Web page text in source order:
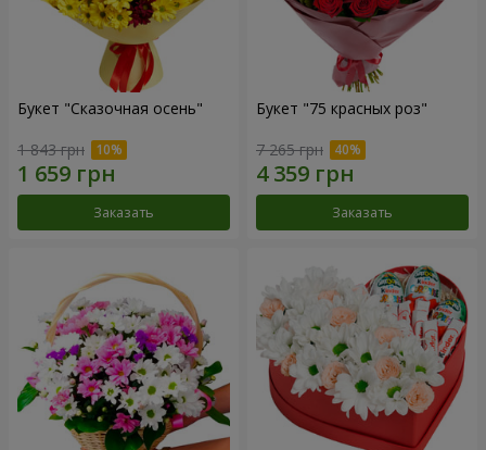
Букет "Сказочная осень"
1 843 грн
Заказать
Букет "75 красных роз"
7 265 грн
Заказать